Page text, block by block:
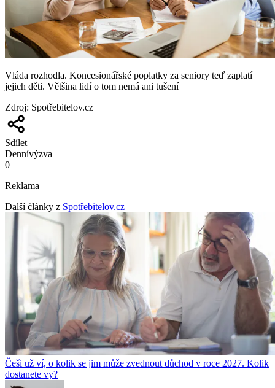
Vláda rozhodla. Koncesionářské poplatky za seniory teď zaplatí
jejich děti. Většina lidí o tom nemá ani tušení
Zdroj: Spotřebitelov.cz
Sdílet
Dennívýzva
0
Reklama
Další články z Spotřebitelov.cz
Češi už ví, o kolik se jim může zvednout důchod v roce 2027. Kolik
dostanete vy?